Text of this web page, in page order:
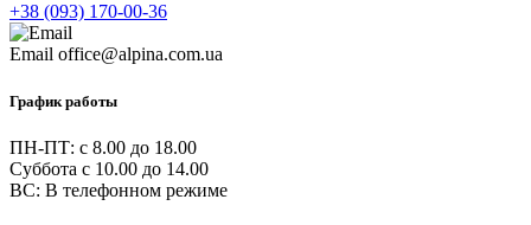
+38 (093) 170-00-36
Email office@alpina.com.ua
График работы
ПН-ПТ: c 8.00 до 18.00
Суббота с 10.00 до 14.00
ВС: В телефонном режиме